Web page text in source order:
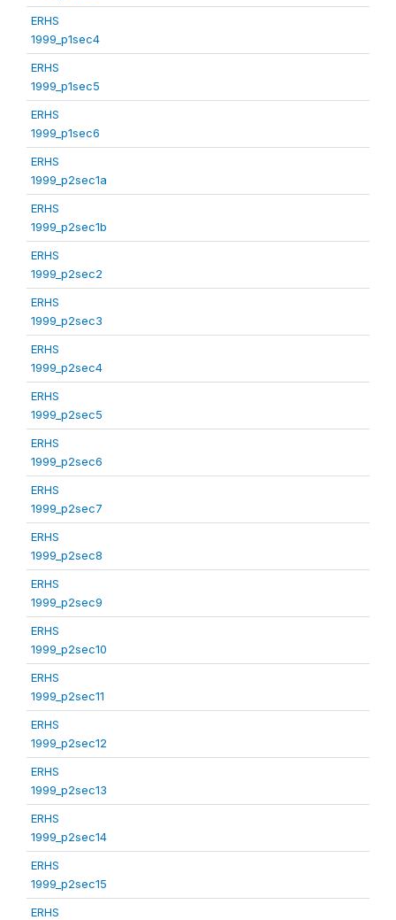
ERHS
1999_p1sec4
ERHS
1999_p1sec5
ERHS
1999_p1sec6
ERHS
1999_p2sec1a
ERHS
1999_p2sec1b
ERHS
1999_p2sec2
ERHS
1999_p2sec3
ERHS
1999_p2sec4
ERHS
1999_p2sec5
ERHS
1999_p2sec6
ERHS
1999_p2sec7
ERHS
1999_p2sec8
ERHS
1999_p2sec9
ERHS
1999_p2sec10
ERHS
1999_p2sec11
ERHS
1999_p2sec12
ERHS
1999_p2sec13
ERHS
1999_p2sec14
ERHS
1999_p2sec15
ERHS